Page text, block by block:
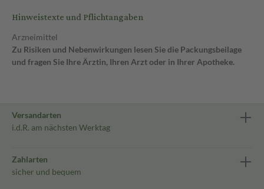
Hinweistexte und Pflichtangaben
Arzneimittel
Zu Risiken und Nebenwirkungen lesen Sie die Packungsbeilage
und fragen Sie Ihre Ärztin, Ihren Arzt oder in Ihrer Apotheke.
Versandarten
i.d.R. am nächsten Werktag
Zahlarten
sicher und bequem